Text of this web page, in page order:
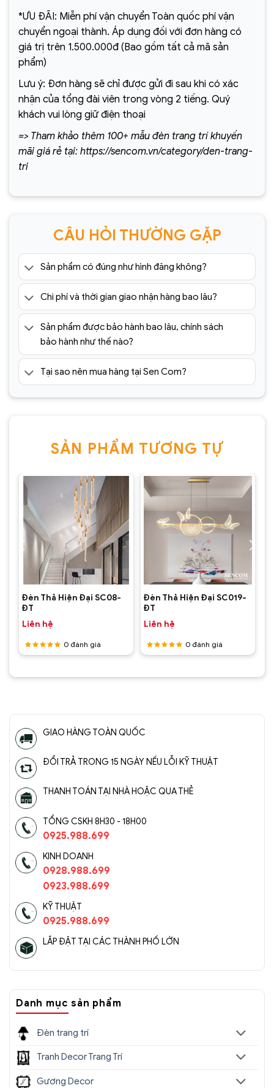
*ƯU ĐÃI: Miễn phí vận chuyển Toàn quốc phí vận
chuyển ngoại thành. Áp dụng đối với đơn hàng có
giá trị trên 1.500.000đ (Bao gồm tất cả mã sản
phẩm)
Lưu ý: Đơn hàng sẽ chỉ được gửi đi sau khi có xác
nhận của tổng đài viên trong vòng 2 tiếng. Quý
khách vui lòng giữ điện thoại
=> Tham khảo thêm 100+ mẫu đèn trang trí khuyến
mãi giá rẻ tại: https://sencom.vn/category/den-trang-
tri
CÂU HỎI THƯỜNG GẶP
Sản phẩm có đúng như hình đăng không?
Chi phí và thời gian giao nhận hàng bao lâu?
Sản phẩm được bảo hành bao lâu, chính sách
bảo hành như thế nào?
Tại sao nên mua hàng tại Sen Com?
SẢN PHẨM TƯƠNG TỰ
Đèn Thả Hiện Đại SC08-
ĐT
Liên hệ
Được
55 sao
0 đánh giá
Đèn Thả Hiện Đại SC019-
ĐT
Liên hệ
Được
55 sao
0 đánh giá
GIAO HÀNG TOÀN QUỐC
ĐỔI TRẢ TRONG 15 NGÀY NẾU LỖI KỸ THUẬT
THANH TOÁN TẠI NHÀ HOẶC QUA THẺ
TỔNG CSKH 8H30 - 18H00
0925.988.699
KINH DOANH
0928.988.699
0923.988.699
KỸ THUẬT
0925.988.699
LẮP ĐẶT TẠI CÁC THÀNH PHỐ LỚN
Danh mục sản phẩm
Đèn trang trí
Tranh Decor Trang Trí
Gương Decor